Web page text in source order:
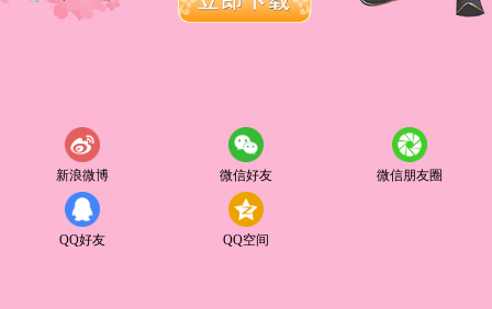
新浪微博 微信好友 微信朋友圈
QQ好友 QQ空间